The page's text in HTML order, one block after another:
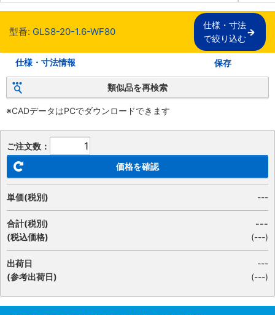
型番: GLS8-20-1.6-WF80
仕様・寸法
で絞り込む
仕様・寸法情報 保存
類似品を再検索
※CADデータはPCでダウンロードできます
ご注文数：
価格を確認
単価(税別) ---
合計(税別)
(税込価格)
---
(---)
出荷日
(参考出荷日)
---
(---)